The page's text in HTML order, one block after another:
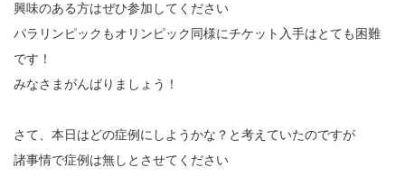
興味のある方はぜひ参加してください
パラリンピックもオリンピック同様にチケット入手はとても困難
です！
みなさまがんばりましょう！
さて、本日はどの症例にしようかな？と考えていたのですが
諸事情で症例は無しとさせてください